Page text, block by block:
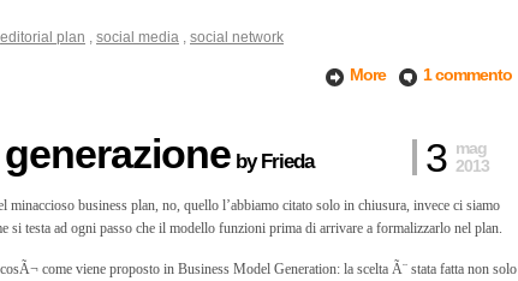
editorial plan , social media , social network
More 1 commento
byFrieda 3 mag
2013
minaccioso business plan, no, quello l’abbiamo citato solo in chiusura, invece ci siamo
si testa ad ogni passo che il modello funzioni prima di arrivare a formalizzarlo nel plan.
come viene proposto in Business Model Generation: la scelta Ã¨ stata fatta non solo